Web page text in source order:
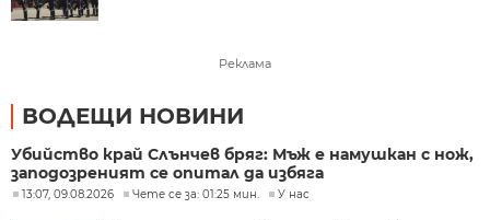
Реклама
ВОДЕЩИ НОВИНИ
Убийство край Слънчев бряг: Мъж е намушкан с нож,
заподозреният се опитал да избяга
13:07, 09.08.2026 Чете се за: 01:25 мин. У нас